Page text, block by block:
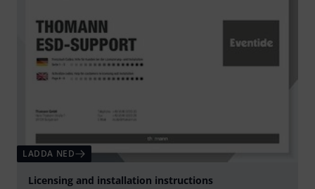
LADDA NED
Licensing and installation instructions